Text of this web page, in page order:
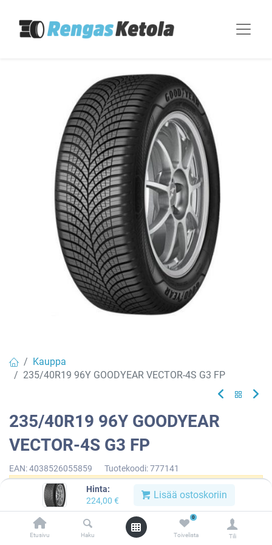
Hinta:
224,00 € Lisää ostoskoriin
Etusivu Haku
0
Toivelista Tili
Kauppa
235/40R19 96Y GOODYEAR VECTOR-4S G3 FP
235/40R19 96Y GOODYEAR
VECTOR-4S G3 FP
EAN:4038526055859 Tuotekoodi:777141
Tällä tuotteella ei ole kelvollista yhdistelmää.
GOODYEAR